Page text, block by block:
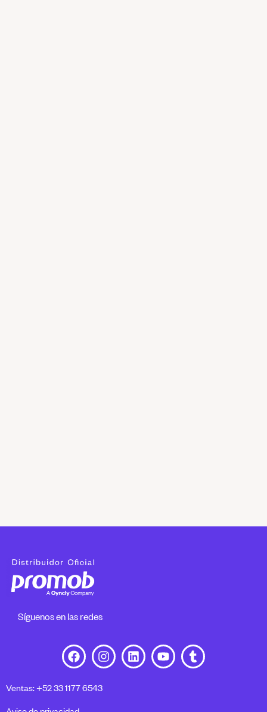
Síguenos en las redes
Ventas: +52 33 1177 6543